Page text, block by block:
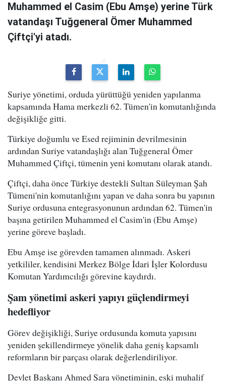
Muhammed el Casim (Ebu Amşe) yerine Türk
vatandaşı Tuğgeneral Ömer Muhammed
Çiftçi'yi atadı.
Suriye yönetimi, orduda yürüttüğü yeniden yapılanma
kapsamında Hama merkezli 62. Tümen'in komutanlığında
değişikliğe gitti.
Türkiye doğumlu ve Esed rejiminin devrilmesinin
ardından Suriye vatandaşlığı alan Tuğgeneral Ömer
Muhammed Çiftçi, tümenin yeni komutanı olarak atandı.
Çiftçi, daha önce Türkiye destekli Sultan Süleyman Şah
Tümeni'nin komutanlığını yapan ve daha sonra bu yapının
Suriye ordusuna entegrasyonunun ardından 62. Tümen'in
başına getirilen Muhammed el Casim'in (Ebu Amşe)
yerine göreve başladı.
Ebu Amşe ise görevden tamamen alınmadı. Askeri
yetkililer, kendisini Merkez Bölge İdari İşler Kolordusu
Komutan Yardımcılığı görevine kaydırdı.
Şam yönetimi askeri yapıyı güçlendirmeyi
hedefliyor
Görev değişikliği, Suriye ordusunda komuta yapısını
yeniden şekillendirmeye yönelik daha geniş kapsamlı
reformların bir parçası olarak değerlendiriliyor.
Devlet Başkanı Ahmed Şara yönetiminin, eski muhalif